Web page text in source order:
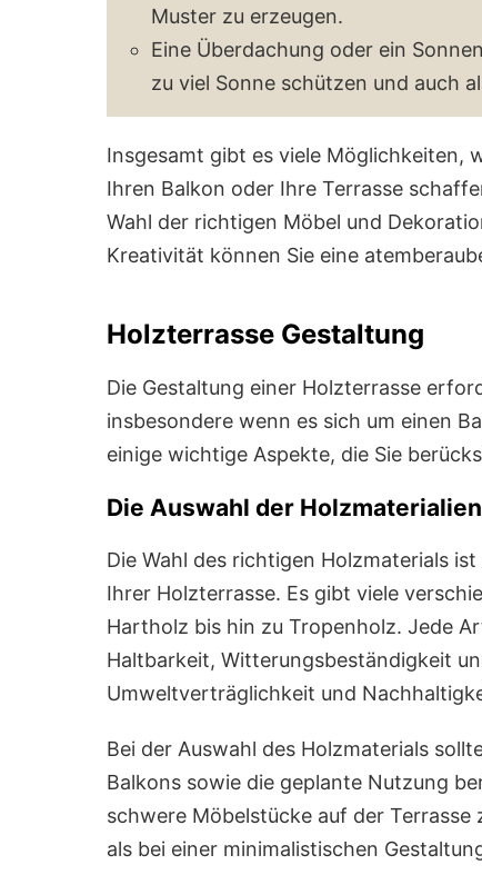
Muster zu erzeugen.
Eine Überdachung oder ein
zu viel Sonne schützen und auch
Insgesamt gibt es viele Möglichkeiten,
Ihren Balkon oder Ihre Terrasse
Wahl der richtigen Möbel und
Kreativität können Sie eine
Holzterrasse Gestaltung
Die Gestaltung einer Holzterrasse
insbesondere wenn es sich um einen
einige wichtige Aspekte, die Sie
Die Auswahl der Holzmaterialien
Die Wahl des richtigen Holzmaterials
Ihrer Holzterrasse. Es gibt viele
Hartholz bis hin zu Tropenholz. Jede
Haltbarkeit, Witterungsbeständigkeit
Umweltverträglichkeit und
Bei der Auswahl des Holzmaterials
Balkons sowie die geplante Nutzung
schwere Möbelstücke auf der
als bei einer minimalistischen